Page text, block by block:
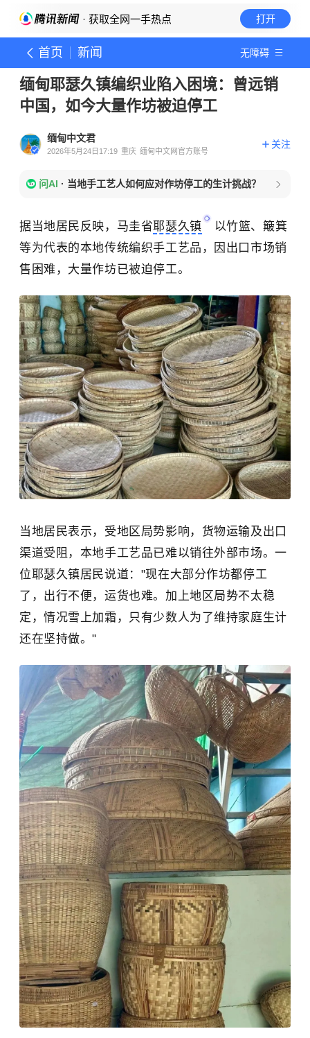
· 获取全网一手热点 打开
首页 新闻 无障碍
缅甸耶瑟久镇编织业陷入困境：曾远销
中国，如今大量作坊被迫停工
缅甸中文君
2026年5月24日17:19 重庆 缅甸中文网官方账号
关注
问AI · 当地手工艺人如何应对作坊停工的生计挑战？
据当地居民反映，马圭省耶瑟久镇
以竹篮、簸箕
等为代表的本地传统编织手工艺品，因出口市场销
售困难，大量作坊已被迫停工。
当地居民表示，受地区局势影响，货物运输及出口
渠道受阻，本地手工艺品已难以销往外部市场。一
位耶瑟久镇居民说道："现在大部分作坊都停工
了，出行不便，运货也难。加上地区局势不太稳
定，情况雪上加霜，只有少数人为了维持家庭生计
还在坚持做。"